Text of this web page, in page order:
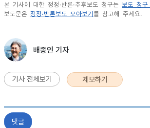
본 기사에 대한 정정·반론·추후보도 청구는 보도 청구
보도문은 정정·반론보도 모아보기 를 참고해 주세요.
배종인 기자
기사 전체보기 제보하기
댓글